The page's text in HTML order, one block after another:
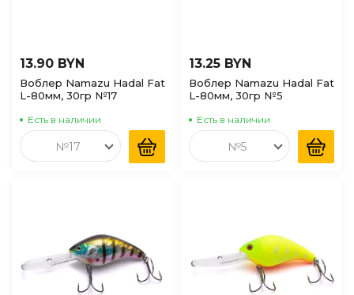
13.90 BYN
Воблер Namazu Hadal Fat
L-80мм, 30гр №17
Есть в наличии
№17
13.25 BYN
Воблер Namazu Hadal Fat
L-80мм, 30гр №5
Есть в наличии
№5